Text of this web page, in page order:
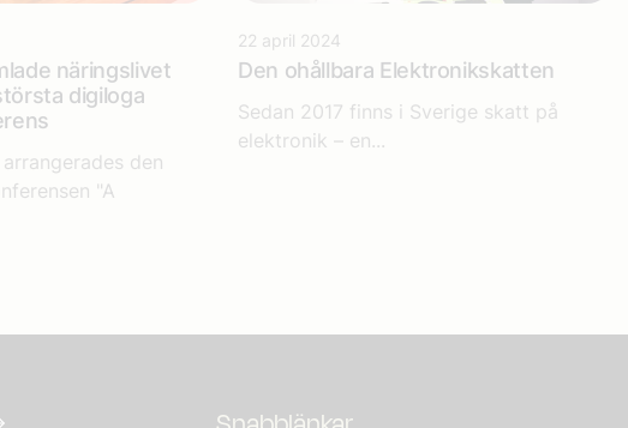
näringslivet
digiloga
den
"A
22 april 2024
Den ohållbara Elektronikskatten
Sedan 2017 finns i Sverige skatt på
elektronik – en...